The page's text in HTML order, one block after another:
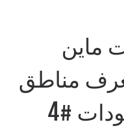
ماين
مناطق
#4